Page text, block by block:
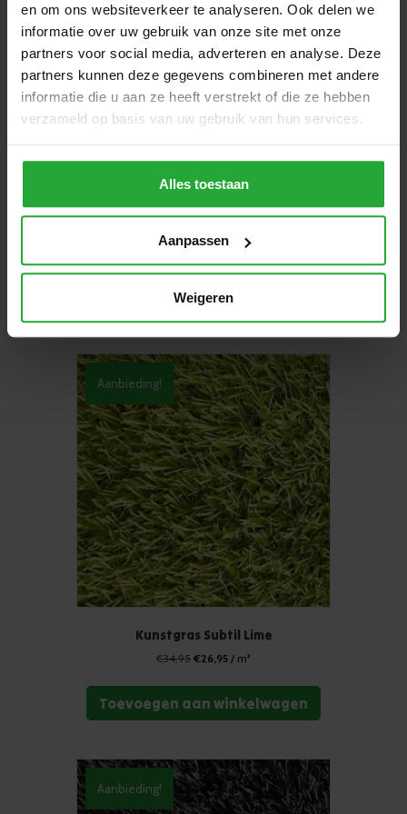
en om ons websiteverkeer te analyseren. Ook delen we
informatie over uw gebruik van onze site met onze
partners voor social media, adverteren en analyse. Deze
partners kunnen deze gegevens combineren met andere
informatie die u aan ze heeft verstrekt of die ze hebben
verzameld op basis van uw gebruik van hun services.
Alles toestaan
Aanpassen
Weigeren
Oorspronkelijke
prijs
€26,95.
Huidige
prijs
€21,95.
Toevoegen aan winkelwagen
Aanbieding!
Kunstgras Subtil Lime
€34,95 Oorspronkelijke
was:
€34,95.
€26,95Huidige
is:
€26,95.
/ m²
Toevoegen aan winkelwagen
Aanbieding!